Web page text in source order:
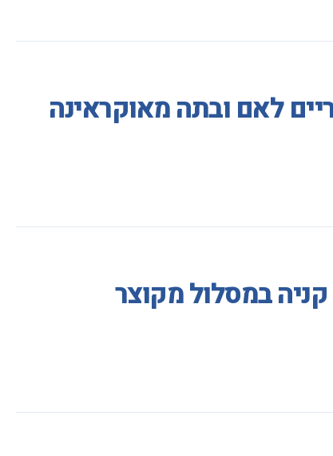
לאם ובתה מאוקראינה
במסלול מקוצר